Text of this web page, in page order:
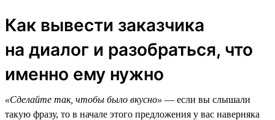
Как вывести заказчика
на диалог и разобраться, что
именно ему нужно
«Сделайте так, чтобы было вкусно» — если вы слышали
такую фразу, то в начале этого предложения у вас наверняка